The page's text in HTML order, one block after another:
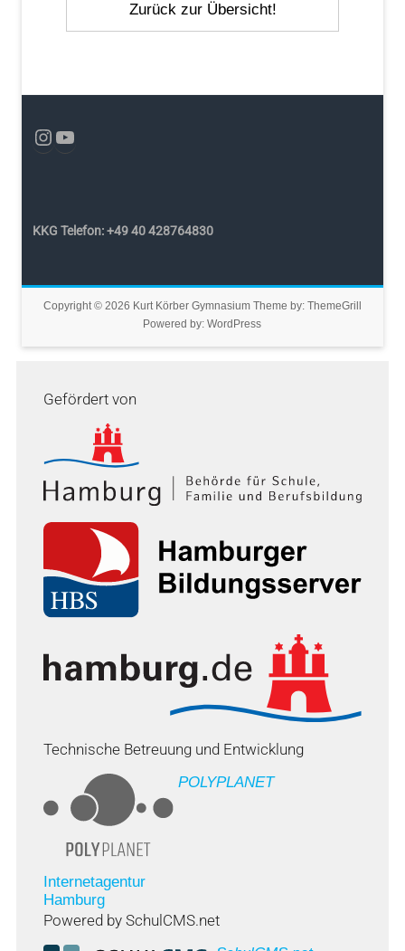
Zurück zur Übersicht!
KKG Telefon: +49 40 428764830
Copyright © 2026 Kurt Körber GymnasiumTheme by: ThemeGrill
Powered by:WordPress
Gefördert von
Technische Betreuung und Entwicklung
POLYPLANET
Internetagentur
Hamburg
Powered by SchulCMS.net